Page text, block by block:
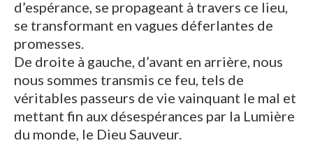
d’espérance, se propageant à travers ce lieu,
se transformant en vagues déferlantes de
promesses.
De droite à gauche, d’avant en arrière, nous
nous sommes transmis ce feu, tels de
véritables passeurs de vie vainquant le mal et
mettant fin aux désespérances par la Lumière
du monde, le Dieu Sauveur.